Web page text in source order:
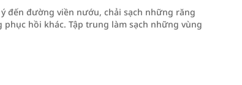
đến đường viền nướu, chải sạch những răng
hồi khác. Tập trung làm sạch những vùng